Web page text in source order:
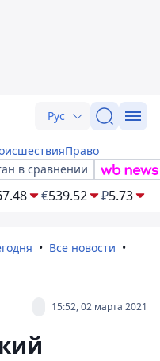
Рус
Право
в сравнении
€539.52 ₽5.73
Все новости
15:52, 02 марта 2021